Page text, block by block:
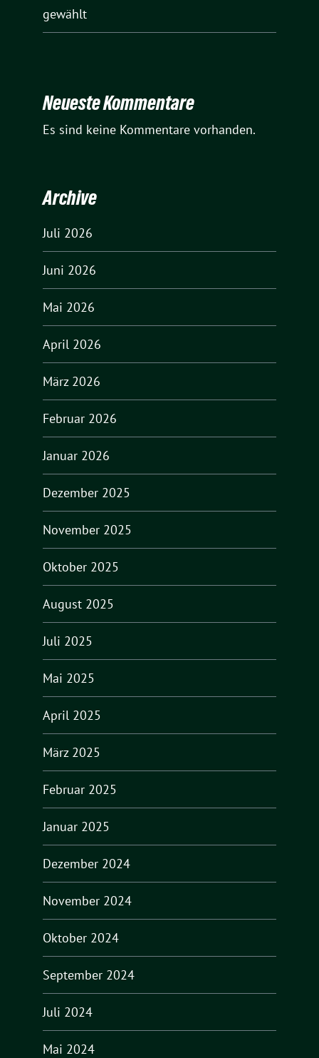
gewählt
Neueste Kommentare
Es sind keine Kommentare vorhanden.
Archive
Juli 2026
Juni 2026
Mai 2026
April 2026
März 2026
Februar 2026
Januar 2026
Dezember 2025
November 2025
Oktober 2025
August 2025
Juli 2025
Mai 2025
April 2025
März 2025
Februar 2025
Januar 2025
Dezember 2024
November 2024
Oktober 2024
September 2024
Juli 2024
Mai 2024